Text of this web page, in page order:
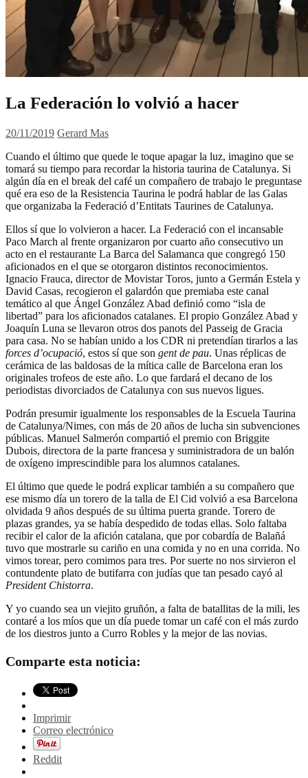
La Federación lo volvió a hacer
20/11/2019 Gerard Mas
Cuando el último que quede le toque apagar la luz, imagino que se
tomará su tiempo para recordar la historia taurina de Catalunya. Si
algún día en el break del café un compañero de trabajo le preguntase
qué era eso de la Resistencia Taurina le podrá hablar de las Galas
que organizaba la Federació d’Entitats Taurines de Catalunya.
Ellos sí que lo volvieron a hacer. La Federació con el incansable
Paco March al frente organizaron por cuarto año consecutivo un
acto en el restaurante La Barca del Salamanca que congregó 150
aficionados en el que se otorgaron distintos reconocimientos.
Ignacio Frauca, director de Movistar Toros, junto a Germán Estela y
David Casas, recogieron el galardón que premiaba este canal
temático al que Ángel González Abad definió como “isla de
libertad” para los aficionados catalanes. El propio González Abad y
Joaquín Luna se llevaron otros dos panots del Passeig de Gracia
para casa. No se habían unido a los CDR ni pretendían tirarlos a las
forces d’ocupació, estos sí que son gent de pau. Unas réplicas de
cerámica de las baldosas de la mítica calle de Barcelona eran los
originales trofeos de este año. Lo que fardará el decano de los
periodistas divorciados de Catalunya con sus nuevos ligues.
Podrán presumir igualmente los responsables de la Escuela Taurina
de Catalunya/Nimes, con más de 20 años de lucha sin subvenciones
públicas. Manuel Salmerón compartió el premio con Briggite
Dubois, directora de la parte francesa y suministradora de un balón
de oxígeno imprescindible para los alumnos catalanes.
El último que quede le podrá explicar también a su compañero que
ese mismo día un torero de la talla de El Cid volvió a esa Barcelona
olvidada 9 años después de su última puerta grande. Torero de
plazas grandes, ya se había despedido de todas ellas. Solo faltaba
recibir el calor de la afición catalana, que por cobardía de Balañá
tuvo que mostrarle su cariño en una comida y no en una corrida. No
vimos torear, pero comimos para tres. Por suerte no nos sirvieron el
contundente plato de butifarra con judías que tan pesado cayó al
President Chistorra.
Y yo cuando sea un viejito gruñón, a falta de batallitas de la mili, les
contaré a los míos que un día puede tomar un café con el más zurdo
de los diestros junto a Curro Robles y la mejor de las novias.
Comparte esta noticia:
Imprimir
Correo electrónico
Reddit